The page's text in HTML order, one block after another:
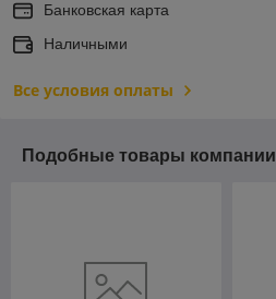
Банковская карта
Наличными
Все условия оплаты
Подобные товары компании